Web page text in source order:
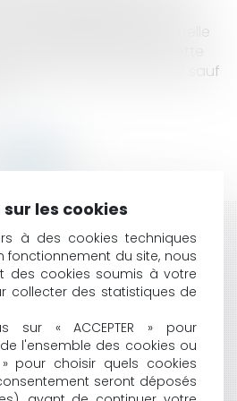
disciplinaire. En cas
de maladie professionnelle
suspendu et, pendant cette
est, par principe, interdit sauf
: ...
L’ACTION EN PAIEMENT DU
DE TRAVAUX
DE MANQUEMENTS
DU CONTRAT
DU DROIT AU BAIL AU
: SUR LA PREUVE DU
les cookies
à des cookies techniques
fonctionnement du site, nous
des cookies soumis à votre
collecter des statistiques de
sur « ACCEPTER » pour
l'ensemble des cookies ou
» pour choisir quels cookies
seront déposés